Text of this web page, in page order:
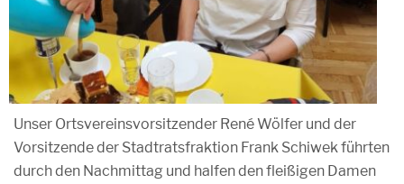
Unser Ortsvereinsvorsitzender René Wölfer und der
Vorsitzende der Stadtratsfraktion Frank Schiwek führten
durch den Nachmittag und halfen den fleißigen Damen